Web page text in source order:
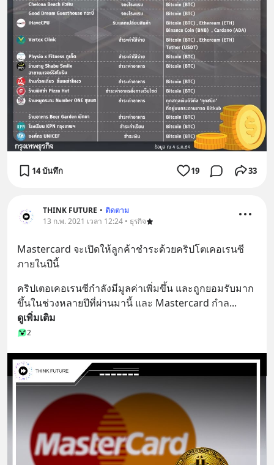
14 บันทึก 19 33
THINK FUTURE • ติดตาม
13 ก.พ. 2021 เวลา 12:24 • ธุรกิจ
Mastercard จะเปิดให้ลูกค้าชำระด้วยคริปโตเคอเรนซี
ภายในปีนี้
คริปเตอเคอเรนซีกำลังมีมูลค่าเพิ่มขึ้น และถูกยอมรับมาก
ขึ้นในช่วงหลายปีที่ผ่านมานี้ และ Mastercard กำล...
ดูเพิ่มเติม
2